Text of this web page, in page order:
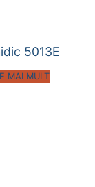
5013E
MAI MULT